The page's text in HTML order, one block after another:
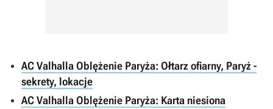
AC Valhalla Oblężenie Paryża: Ołtarz ofiarny, Paryż -
sekrety, lokacje
AC Valhalla Oblężenie Paryża: Karta niesiona